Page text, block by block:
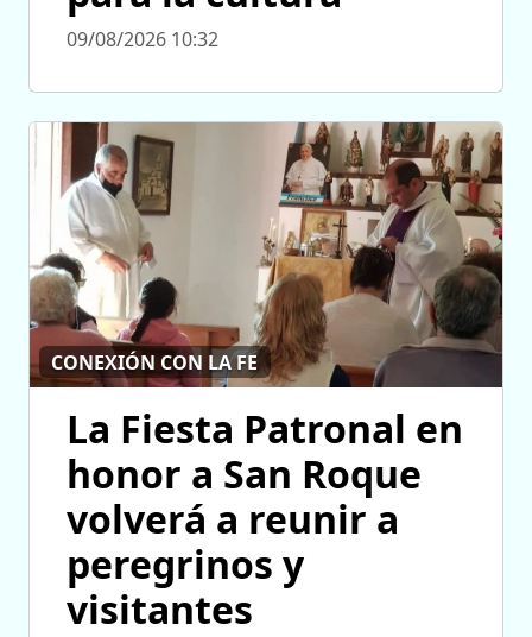
09/08/2026 10:32
CONEXIÓN CON LA FE
La Fiesta Patronal en
honor a San Roque
volverá a reunir a
peregrinos y
visitantes